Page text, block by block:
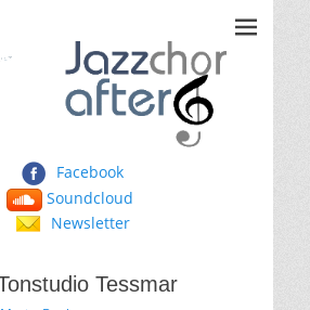
Jazzchor After Six
Facebook
Soundcloud
Newsletter
Tessmar